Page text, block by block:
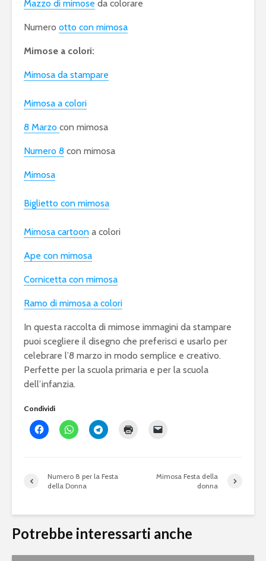
Mazzo di mimose da colorare
Numero otto con mimosa
Mimose a colori:
Mimosa da stampare
Mimosa a colori
8 Marzo con mimosa
Numero 8 con mimosa
Mimosa
Biglietto con mimosa
Mimosa cartoon a colori
Ape con mimosa
Cornicetta con mimosa
Ramo di mimosa a colori
In questa raccolta di mimose immagini da stampare
puoi scegliere il disegno che preferisci e usarlo per
celebrare l’8 marzo in modo semplice e creativo.
Perfette per la scuola primaria e per la scuola
dell’infanzia.
Condividi
Numero 8 per la Festa
della Donna
Mimosa Festa della
donna
Potrebbe interessarti anche